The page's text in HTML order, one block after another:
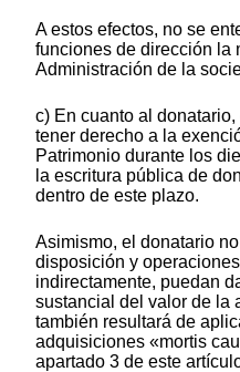
A estos efectos, no se
funciones de dirección la
Administración de la
c) En cuanto al
tener derecho a la
Patrimonio durante los
la escritura pública de
dentro de este plazo.
Asimismo, el donatario
disposición y
indirectamente, puedan
sustancial del valor de la
también resultará de
adquisiciones «mortis
apartado 3 de este